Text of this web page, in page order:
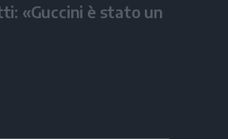
«Guccini è stato un